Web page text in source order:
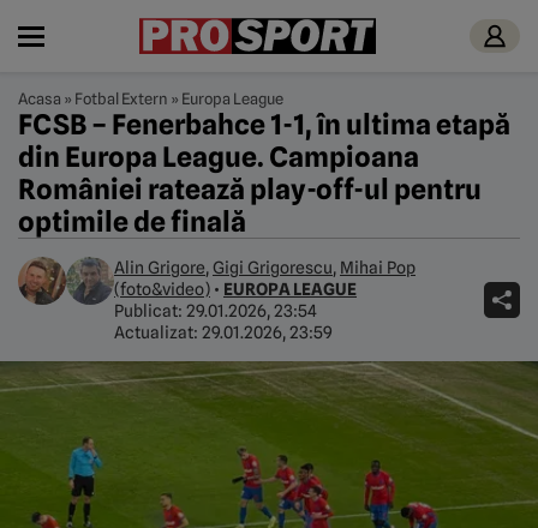
Acasa » Fotbal Extern » Europa League
FCSB – Fenerbahce 1-1, în ultima etapă
din Europa League. Campioana
României ratează play-off-ul pentru
optimile de finală
Alin Grigore, Gigi Grigorescu, Mihai Pop
(foto&video) • EUROPA LEAGUE
Publicat: 29.01.2026, 23:54
Actualizat: 29.01.2026, 23:59